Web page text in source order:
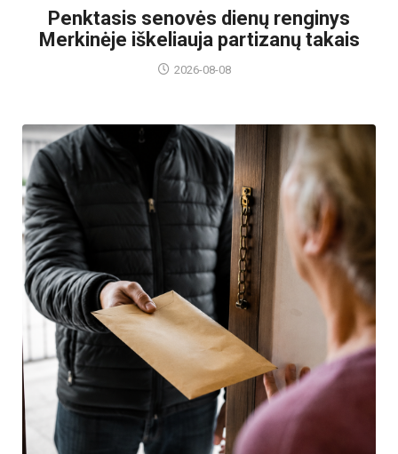
Penktasis senovės dienų renginys
Merkinėje iškeliauja partizanų takais
2026-08-08